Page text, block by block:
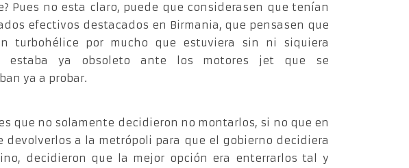
Pues no esta claro, puede que considerasen que tenían
efectivos destacados en Birmania, que pensasen que
turbohélice por mucho que estuviera sin ni siquiera
estaba ya obsoleto ante los motores jet que se
ya a probar.
que no solamente decidieron no montarlos, si no que en
devolverlos a la metrópoli para que el gobierno decidiera
decidieron que la mejor opción era enterrarlos tal y